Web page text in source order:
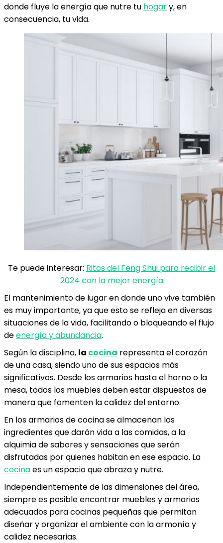
donde fluye la energía que nutre tu hogary, en
consecuencia, tu vida.
Te puede interesar: Ritos del Feng Shui para recibir el
2024 con la mejor energía
El mantenimiento de lugar en donde uno vive también
es muy importante, ya que esto se refleja en diversas
situaciones de la vida, facilitando o bloqueando el flujo
deenergía y abundancia.
Según la disciplina, la cocina representa el corazón
de una casa, siendo uno de sus espacios más
significativos. Desde los armarios hasta el horno o la
mesa, todos los muebles deben estar dispuestos de
manera que fomenten la calidez del entorno.
En los armarios de cocina se almacenan los
ingredientes que darán vida a las comidas, a la
alquimia de sabores y sensaciones que serán
disfrutadas por quienes habitan en ese espacio. La
cocinaes un espacio que abraza y nutre.
Independientemente de las dimensiones del área,
siempre es posible encontrar muebles y armarios
adecuados para cocinas pequeñas que permitan
diseñar y organizar el ambiente con la armonía y
calidez necesarias.